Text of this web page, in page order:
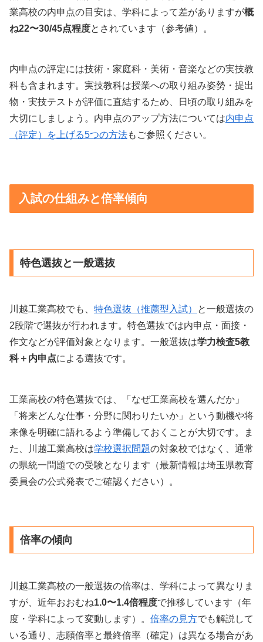
業高校の内申点の目安は、学科によって差がありますが概
ね22〜30/45点程度とされています（参考値）。
内申点の評定には技術・家庭科・美術・音楽などの実技教
科も含まれます。実技教科は授業への取り組み姿勢・提出
物・実技テストが評価に直結するため、日頃の取り組みを
大切にしましょう。内申点のアップ方法については内申点
（評定）を上げる5つの方法もご参照ください。
入試の仕組みと倍率傾向
特色選抜と一般選抜
川越工業高校でも、 特色選抜（推薦型入試）
と一般選抜の
2段階で選抜が行われます。特色選抜では内申点・面接・
作文などが評価対象となります。一般選抜は学力検査5教
科＋内申点による選抜です。
工業高校の特色選抜では、「なぜ工業高校を選んだか」
「将来どんな仕事・分野に関わりたいか」という動機や将
来像を明確に語れるよう準備しておくことが大切です。ま
た、川越工業高校は学校選択問題の対象校ではなく、通常
の県統一問題での受験となります（最新情報は埼玉県教育
委員会の公式発表でご確認ください）。
倍率の傾向
川越工業高校の一般選抜の倍率は、学科によって異なりま
すが、近年おおむね1.0〜1.4倍程度で推移しています（年
度・学科によって変動します）。 倍率の見方でも解説して
いる通り、志願倍率と最終倍率（確定）は異なる場合があ